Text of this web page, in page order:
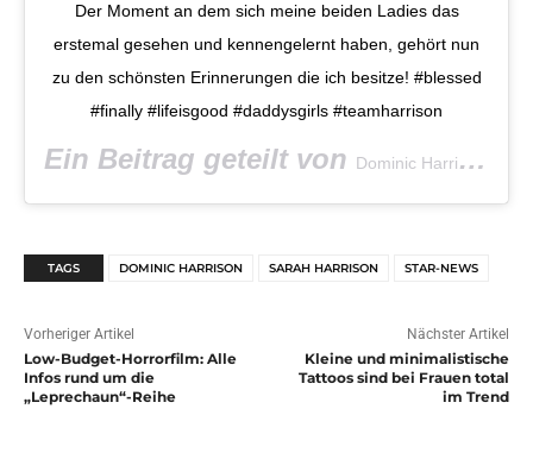
Der Moment an dem sich meine beiden Ladies das
erstemal gesehen und kennengelernt haben, gehört nun
zu den schönsten Erinnerungen die ich besitze! #blessed
#finally #lifeisgood #daddysgirls #teamharrison
Ein Beitrag geteilt von Dominic Harrison
TAGS DOMINIC HARRISON SARAH HARRISON STAR-NEWS
Vorheriger Artikel
Low-Budget-Horrorfilm: Alle
Infos rund um die
„Leprechaun“-Reihe
Nächster Artikel
Kleine und minimalistische
Tattoos sind bei Frauen total
im Trend